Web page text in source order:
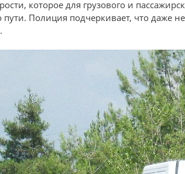
которое для грузового и
пути. Полиция подчеркивает, что даже